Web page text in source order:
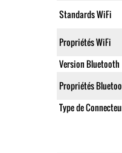
Standards WiFi
Propriétés WiFi
Version Bluetooth
Propriétés
Type de